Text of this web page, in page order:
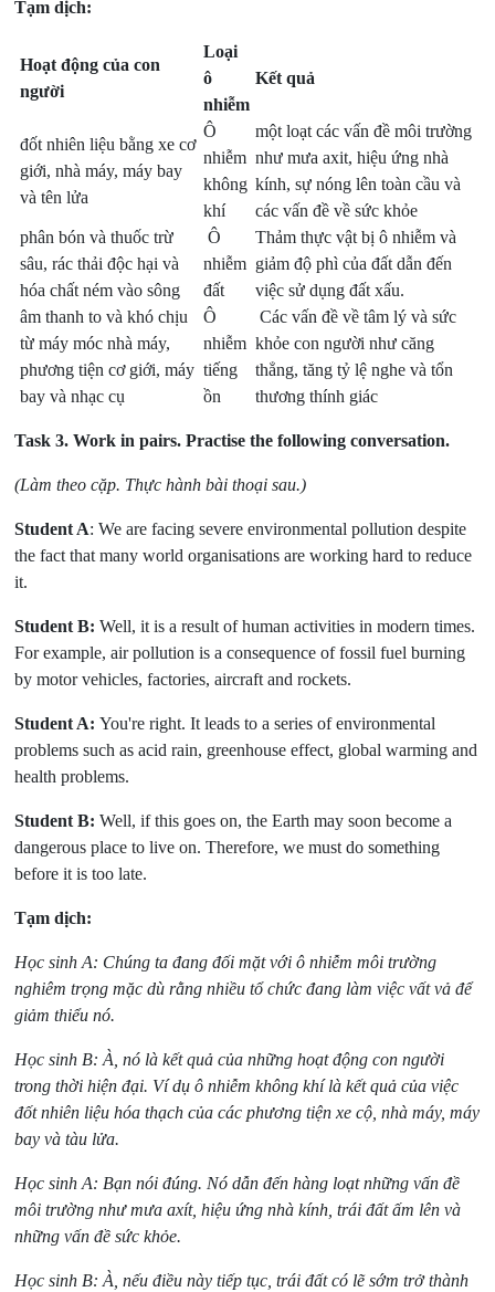
Tạm dịch:
Hoạt động của con
người
Loại
ô
nhiễm
Kết quả
đốt nhiên liệu bằng xe cơ
giới, nhà máy, máy bay
và tên lửa
Ô
nhiễm
không
khí
một loạt các vấn đề môi trường
như mưa axit, hiệu ứng nhà
kính, sự nóng lên toàn cầu và
các vấn đề về sức khỏe
phân bón và thuốc trừ
sâu, rác thải độc hại và
hóa chất ném vào sông
Ô
nhiễm
đất
Thảm thực vật bị ô nhiễm và
giảm độ phì của đất dẫn đến
việc sử dụng đất xấu.
âm thanh to và khó chịu
từ máy móc nhà máy,
phương tiện cơ giới, máy
bay và nhạc cụ
Ô
nhiễm
tiếng
ồn
Các vấn đề về tâm lý và sức
khỏe con người như căng
thẳng, tăng tỷ lệ nghe và tổn
thương thính giác
Task 3. Work in pairs. Practise the following conversation.
(Làm theo cặp. Thực hành bài thoại sau.)
Student A: We are facing severe environmental pollution despite
the fact that many world organisations are working hard to reduce
it.
Student B: Well, it is a result of human activities in modern times.
For example, air pollution is a consequence of fossil fuel burning
by motor vehicles, factories, aircraft and rockets.
Student A: You're right. It leads to a series of environmental
problems such as acid rain, greenhouse effect, global warming and
health problems.
Student B: Well, if this goes on, the Earth may soon become a
dangerous place to live on. Therefore, we must do something
before it is too late.
Tạm dịch:
Học sinh A: Chúng ta đang đối mặt với ô nhiễm môi trường
nghiêm trọng mặc dù rằng nhiều tổ chức đang làm việc vất vả để
giảm thiểu nó.
Học sinh B: À, nó là kết quả của những hoạt động con người
trong thời hiện đại. Ví dụ ô nhiễm không khí là kết quả của việc
đốt nhiên liệu hóa thạch của các phương tiện xe cộ, nhà máy, máy
bay và tàu lửa.
Học sinh A: Bạn nói đúng. Nó dẫn đến hàng loạt những vấn đề
môi trường như mưa axít, hiệu ứng nhà kính, trái đất ấm lên và
những vấn đề sức khỏe.
Học sinh B: À, nếu điều này tiếp tục, trái đất có lẽ sớm trở thành